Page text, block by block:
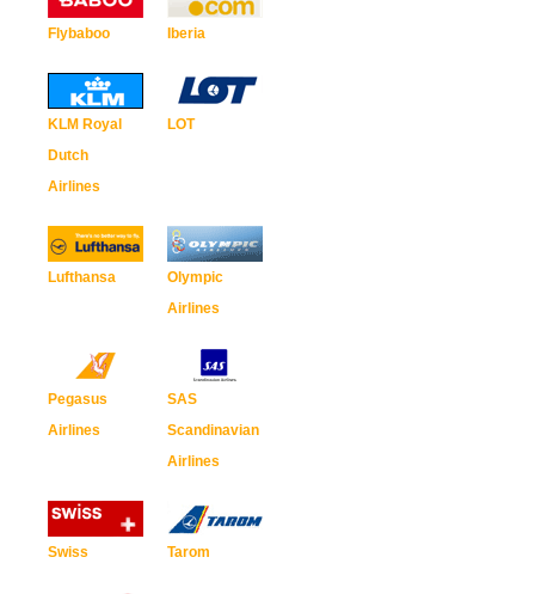
Flybaboo Iberia
KLM Royal
Dutch
Airlines
LOT
Lufthansa
Olympic
Airlines
Pegasus
Airlines
SAS
Scandinavian
Airlines
Swiss Tarom